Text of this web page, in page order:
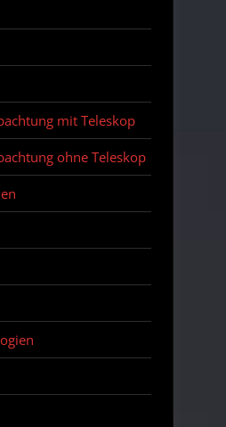
mit Teleskop
ohne Teleskop